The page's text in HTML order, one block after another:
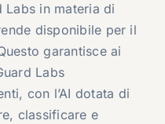
Labs in materia di
disponibile per il
garantisce ai
Labs
con l’AI dotata di
classificare e